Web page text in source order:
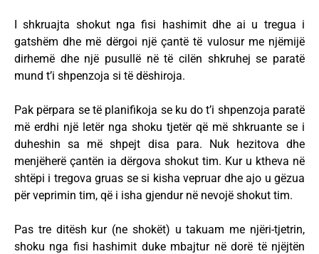
I shkruajta shokut nga fisi hashimit dhe ai u tregua i
gatshëm dhe më dërgoi një çantë të vulosur me njëmijë
dirhemë dhe një pusullë në të cilën shkruhej se paratë
mund t’i shpenzoja si të dëshiroja.
Pak përpara se të planifikoja se ku do t’i shpenzoja paratë
më erdhi një letër nga shoku tjetër që më shkruante se i
duheshin sa më shpejt disa para. Nuk hezitova dhe
menjëherë çantën ia dërgova shokut tim. Kur u ktheva në
shtëpi i tregova gruas se si kisha vepruar dhe ajo u gëzua
për veprimin tim, që i isha gjendur në nevojë shokut tim.
Pas tre ditësh kur (ne shokët) u takuam me njëri-tjetrin,
shoku nga fisi hashimit duke mbajtur në dorë të njëjtën